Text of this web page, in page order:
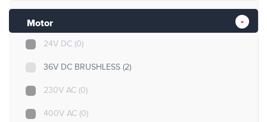
Motor
24V DC (0)
36V DC BRUSHLESS (2)
230V AC (0)
400V AC (0)